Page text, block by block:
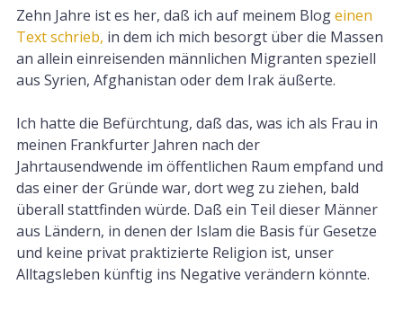
Zehn Jahre ist es her, daß ich auf meinem Blogeinen
Text schrieb, in dem ich mich besorgt über die Massen
an allein einreisenden männlichen Migranten speziell
aus Syrien, Afghanistan oder dem Irak äußerte.
Ich hatte die Befürchtung, daß das, was ich als Frau in
meinen Frankfurter Jahren nach der
Jahrtausendwende im öffentlichen Raum empfand und
das einer der Gründe war, dort weg zu ziehen, bald
überall stattfinden würde. Daß ein Teil dieser Männer
aus Ländern, in denen der Islam die Basis für Gesetze
und keine privat praktizierte Religion ist, unser
Alltagsleben künftig ins Negative verändern könnte.